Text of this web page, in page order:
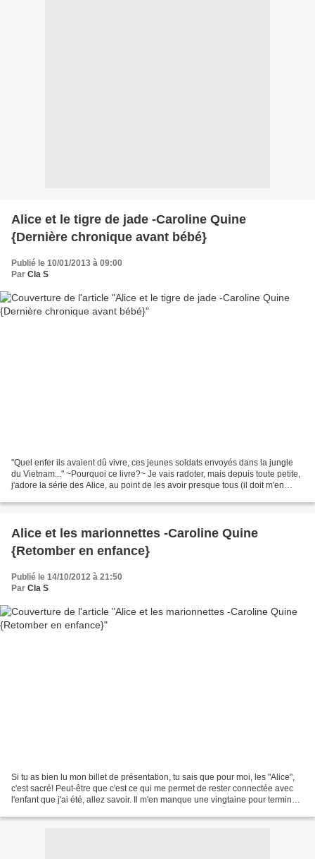
Alice et le tigre de jade -Caroline Quine
{Dernière chronique avant bébé}
Publié le 10/01/2013 à 09:00
Par Cla S
"Quel enfer ils avaient dû vivre, ces jeunes soldats envoyés dans la jungle
du Vietnam..." ~Pourquoi ce livre?~ Je vais radoter, mais depuis toute petite,
j'adore la série des Alice, au point de les avoir presque tous (il doit m'en
Alice et les marionnettes -Caroline Quine
{Retomber en enfance}
Publié le 14/10/2012 à 21:50
Par Cla S
Si tu as bien lu mon billet de présentation, tu sais que pour moi, les "Alice",
c'est sacré! Peut-être que c'est ce qui me permet de rester connectée avec
l'enfant que j'ai été, allez savoir. Il m'en manque une vingtaine pour terminer